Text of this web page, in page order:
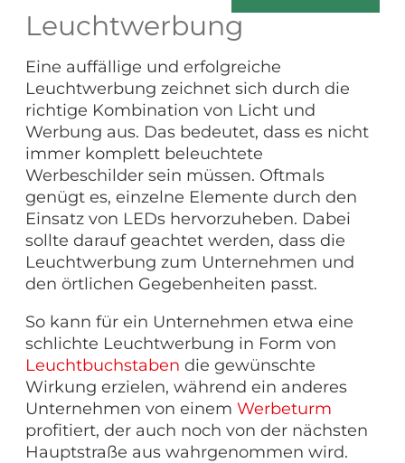
Leuchtwerbung
Eine auffällige und erfolgreiche
Leuchtwerbung zeichnet sich durch die
richtige Kombination von Licht und
Werbung aus. Das bedeutet, dass es nicht
immer komplett beleuchtete
Werbeschilder sein müssen. Oftmals
genügt es, einzelne Elemente durch den
Einsatz von LEDs hervorzuheben. Dabei
sollte darauf geachtet werden, dass die
Leuchtwerbung zum Unternehmen und
den örtlichen Gegebenheiten passt.
So kann für ein Unternehmen etwa eine
schlichte Leuchtwerbung in Form von
Leuchtbuchstaben die gewünschte
Wirkung erzielen, während ein anderes
Unternehmen von einem Werbeturm
profitiert, der auch noch von der nächsten
Hauptstraße aus wahrgenommen wird.